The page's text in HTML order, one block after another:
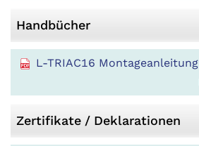
Handbücher
L-TRIAC16 Montageanleitung
Zertifikate / Deklarationen